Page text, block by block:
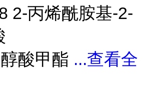
2-丙烯酰胺基-2-
酸甲酯 ...查看全